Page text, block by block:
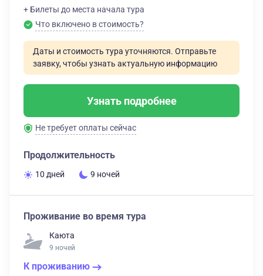
+ Билеты до места начала тура
Что включено в стоимость?
Даты и стоимость тура уточняются. Отправьте
заявку, чтобы узнать актуальную информацию
Узнать подробнее
Не требует оплаты сейчас
Продолжительность
10 дней 9 ночей
Проживание во время тура
Каюта
9 ночей
К проживанию